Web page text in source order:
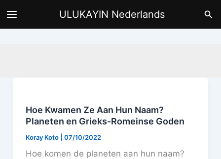
naar
ULUKAYIN Nederlands
Hoe Kwamen Ze Aan Hun Naam?
Planeten en Grieks-Romeinse Goden
Koray Koto 07/10/2022
Hoe komen de planeten aan hun naam?